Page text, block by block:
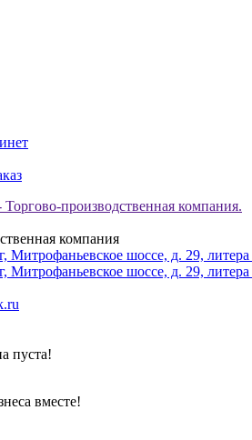
компания
Митрофаньевское шоссе, д. 29,
Митрофаньевское шоссе, д. 29,
пуста!
вместе!